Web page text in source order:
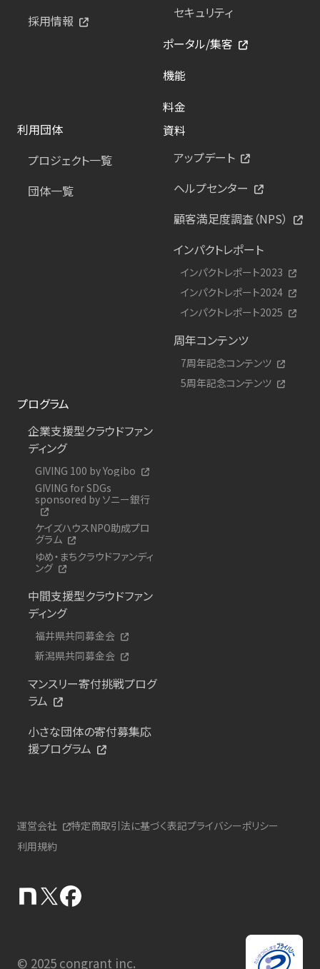
採用情報
セキュリティ
ポータル/集客
機能
料金
利用団体
プロジェクト一覧
団体一覧
資料
アップデート
ヘルプセンター
顧客満足度調査（NPS）
インパクトレポート
インパクトレポート2023
インパクトレポート2024
インパクトレポート2025
周年コンテンツ
7周年記念コンテンツ
5周年記念コンテンツ
プログラム
企業支援型クラウドファン
ディング
GIVING 100 by Yogibo
GIVING for SDGs
sponsored by ソニー銀行
ケイズハウスNPO助成プロ
グラム
ゆめ・まちクラウドファンディ
ング
中間支援型クラウドファン
ディング
福井県共同募金会
新潟県共同募金会
マンスリー寄付挑戦プログ
ラム
小さな団体の寄付募集応
援プログラム
運営会社 特定商取引法に基づく表記プライバシーポリシー
利用規約
© 2025 congrant inc.